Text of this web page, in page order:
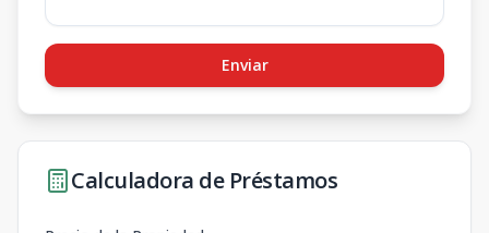
Enviar
Calculadora de Préstamos